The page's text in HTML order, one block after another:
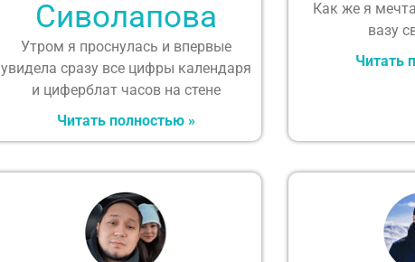
Сиволапова
Утром я проснулась и впервые
увидела сразу все цифры календаря
и циферблат часов на стене
Читать полностью »
Как же я
вазу
Читать